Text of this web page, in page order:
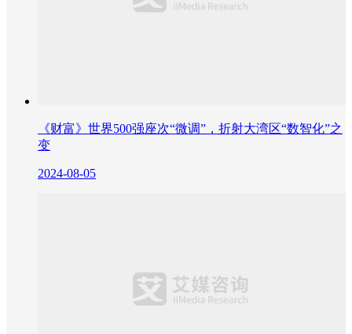
《财富》世界500强座次“微调”，折射大湾区“数智化”之
变
2024-08-05